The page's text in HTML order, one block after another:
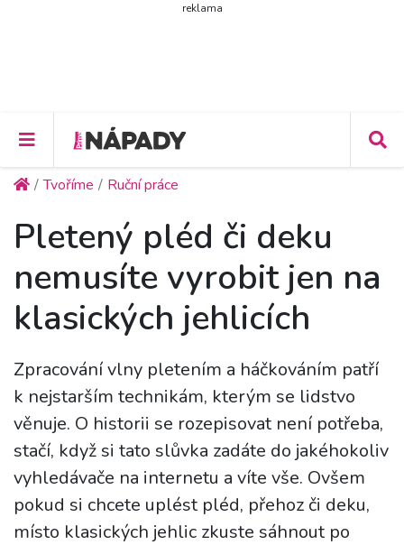
reklama
Tvoříme Ruční práce
Pletený pléd či deku
nemusíte vyrobit jen na
klasických jehlicích
Zpracování vlny pletením a háčkováním patří
k nejstarším technikám, kterým se lidstvo
věnuje. O historii se rozepisovat není potřeba,
stačí, když si tato slůvka zadáte do jakéhokoliv
vyhledávače na internetu a víte vše. Ovšem
pokud si chcete uplést pléd, přehoz či deku,
místo klasických jehlic zkuste sáhnout po